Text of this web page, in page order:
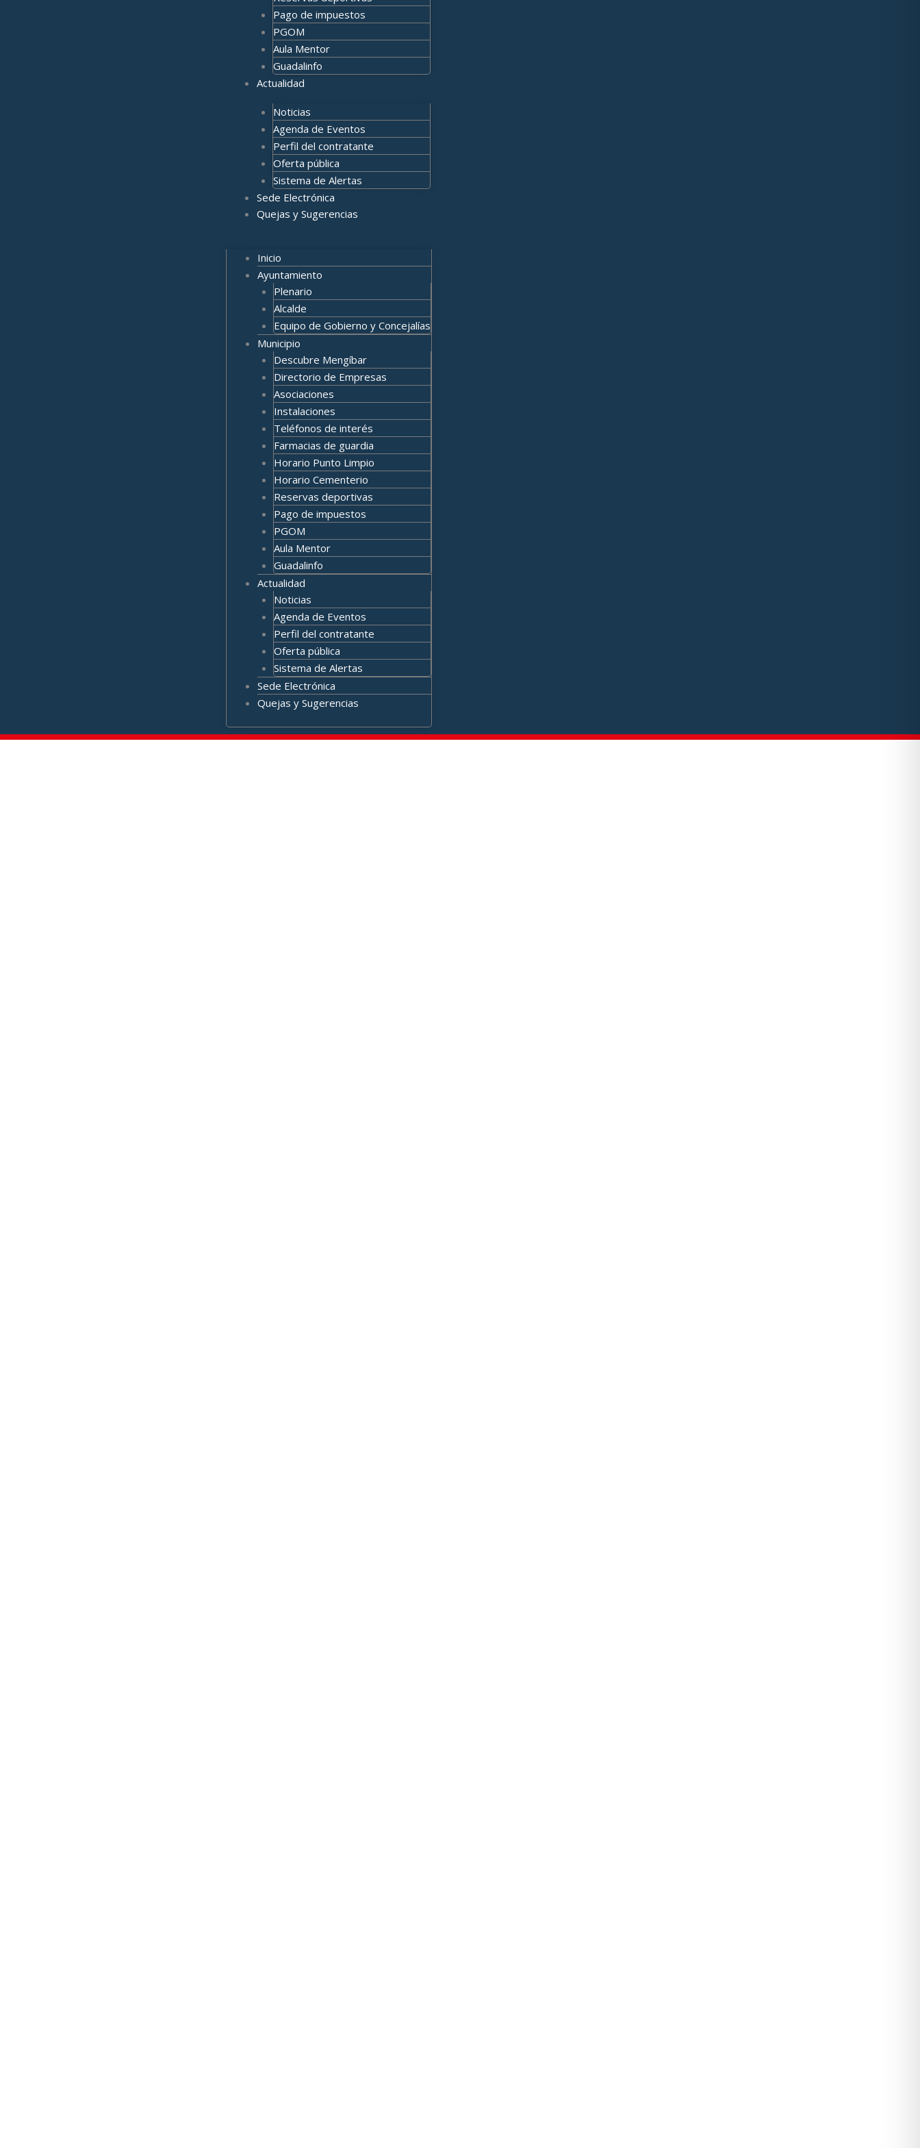
Pago de impuestos
PGOM
Aula Mentor
Guadalinfo
Actualidad
Noticias
Agenda de Eventos
Perfil del contratante
Oferta pública
Sistema de Alertas
Sede Electrónica
Quejas y Sugerencias
Inicio
Ayuntamiento
Plenario
Alcalde
Equipo de Gobierno y Concejalías
Municipio
Descubre Mengíbar
Directorio de Empresas
Asociaciones
Instalaciones
Teléfonos de interés
Farmacias de guardia
Horario Punto Limpio
Horario Cementerio
Reservas deportivas
Pago de impuestos
PGOM
Aula Mentor
Guadalinfo
Actualidad
Noticias
Agenda de Eventos
Perfil del contratante
Oferta pública
Sistema de Alertas
Sede Electrónica
Quejas y Sugerencias